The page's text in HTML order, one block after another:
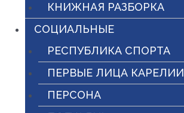
КНИЖНАЯ РАЗБОРКА
СОЦИАЛЬНЫЕ
РЕСПУБЛИКА СПОРТА
ПЕРВЫЕ ЛИЦА КАРЕЛИИ
ПЕРСОНА